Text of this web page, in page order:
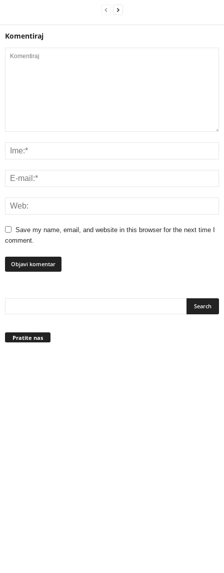
Komentiraj
Save my name, email, and website in this browser for the next time I
comment.
Pratite nas